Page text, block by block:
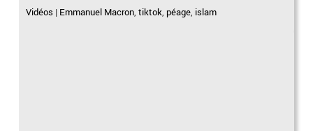
Vidéos | Emmanuel Macron,tiktok, péage, islam